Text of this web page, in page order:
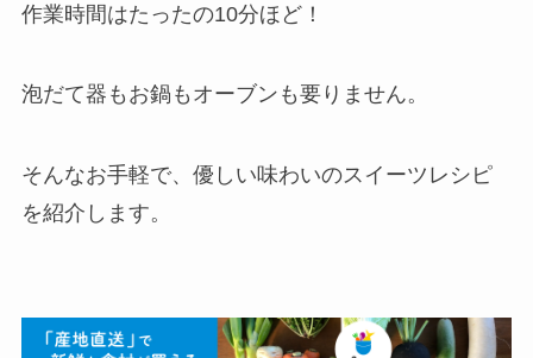
作業時間はたったの10分ほど！
泡だて器もお鍋もオーブンも要りません。
そんなお手軽で、優しい味わいのスイーツレシピ
を紹介します。